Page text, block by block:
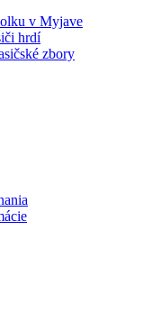
v Myjave
hrdí
zbory